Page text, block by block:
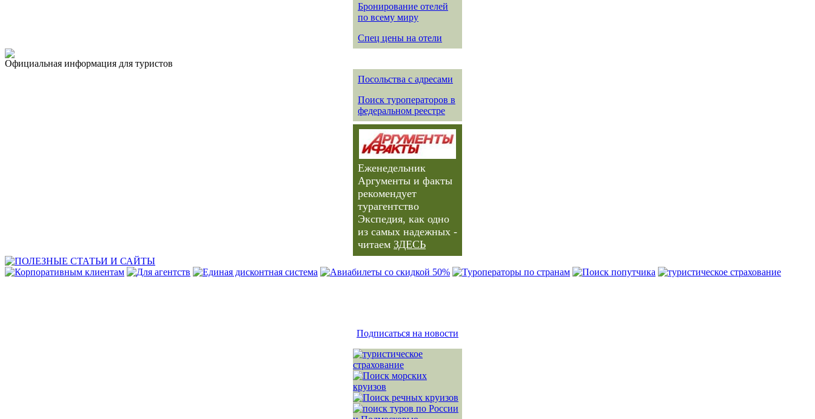
Бронирование отелей
по всему миру
Спец цены на отели
Официальная информация для туристов
Посольства с адресами
Поиск туроператоров в
федеральном реестре
Еженедельник
Аргументы и факты
рекомендует
турагентство
Экспедия, как одно
из самых надежных -
читаем ЗДЕСЬ
Подписаться на новости